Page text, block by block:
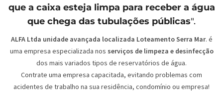
que a caixa esteja limpa para receber a água
que chega das tubulações públicas".
ALFA Ltda unidade avançada localizada Loteamento Serra Mar. é
uma empresa especializada nos serviços de limpeza e desinfecção
dos mais variados tipos de reservatórios de água.
Contrate uma empresa capacitada, evitando problemas com
acidentes de trabalho na sua residência, condomínio ou empresa!